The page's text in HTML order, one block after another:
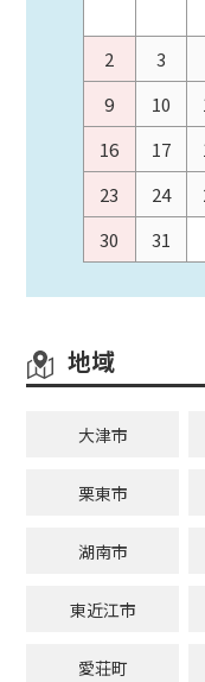
2
3
9
10
16
17
23
24
30
31
地域
大津市
栗東市
湖南市
東近江市
愛荘町